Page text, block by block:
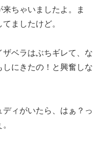
ちゃいましたよ。ま
ましたけど。
ベラはぶちギレて、な
にきたの！と興奮しな
ィがいたら、はぁ？っ